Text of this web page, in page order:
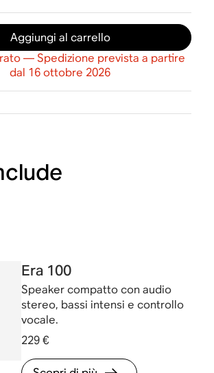
Aggiungi al carrello
— Spedizione prevista a partire
dal 16 ottobre 2026
Era 100
Speaker compatto con audio
stereo, bassi intensi e controllo
vocale.
229 €